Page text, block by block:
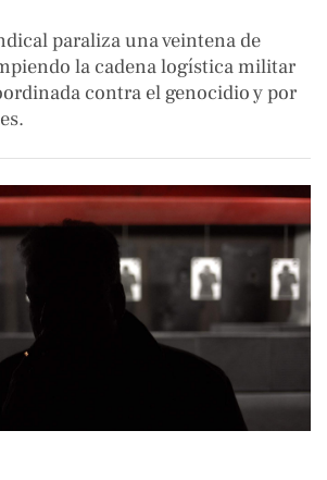
paraliza una veintena de
la cadena logística militar
contra el genocidio y por